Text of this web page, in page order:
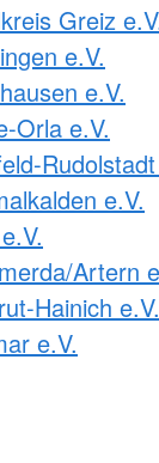
Greiz
e.V.
e.V.
Orla e.V.
e.V.
Artern
Hainich e.V.
e.V.